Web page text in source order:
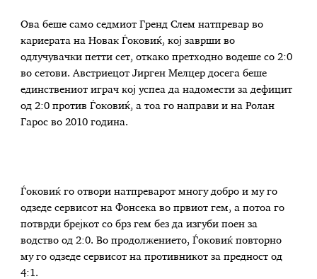
Ова беше само седмиот Гренд Слем натпревар во
кариерата на Новак Ѓоковиќ, кој заврши во
одлучувачки петти сет, откако претходно водеше со 2:0
во сетови. Австриецот Јирген Мелцер досега беше
единствениот играч кој успеа да надомести за дефицит
од 2:0 против Ѓоковиќ, а тоа го направи и на Ролан
Гарос во 2010 година.
Ѓоковиќ го отвори натпреварот многу добро и му го
одзеде сервисот на Фонсека во првиот гем, а потоа го
потврди брејкот со брз гем без да изгуби поен за
водство од 2:0. Во продолжението, Ѓоковиќ повторно
му го одзеде сервисот на противникот за предност од
4:1.